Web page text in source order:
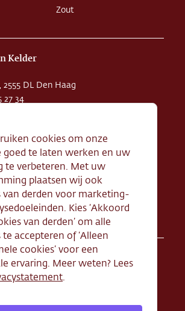
Zout
Kelder
2555 DL Den Haag
27 34
94 09
2242 HD Wassenaar
07
2712 AN Zoetermeer
78 95
Kelder
BR Den Haag
cookies om onze
goed te laten werken en uw
te verbeteren. Met uw
plaatsen wij ook
van derden voor marketing-
Kies ‘Akkoord
van derden’ om alle
accepteren of ‘Alleen
cookies’ voor een
ervaring. Meer weten? Lees
.